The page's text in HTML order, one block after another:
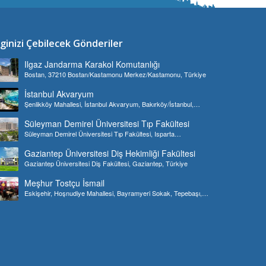
Çebilecek Gönderiler
Ilgaz Jandarma Karakol Komutanlığı
Bostan, 37210 Bostan/Kastamonu Merkez/Kastamonu, Türkiye
İstanbul Akvaryum
Şenlikköy Mahallesi, İstanbul Akvaryum, Bakırköy/İstanbul,
Süleyman Demirel Üniversitesi Tıp Fakültesi
Süleyman Demirel Üniversitesi Tıp Fakültesi, Isparta
Gaziantep Üniversitesi Diş Hekimliği Fakültesi
Gaziantep Üniversitesi Diş Fakültesi, Gaziantep, Türkiye
Meşhur Tostçu İsmail
Eskişehir, Hoşnudiye Mahallesi, Bayramyeri Sokak, Tepebaşı,